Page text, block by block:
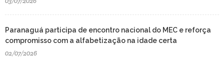
Paranaguá participa de encontro nacional do MEC e reforça
compromisso com a alfabetização na idade certa
02/07/2026